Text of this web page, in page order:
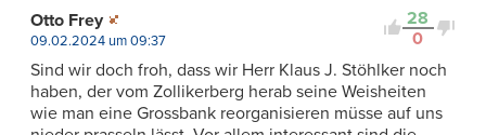
28
0
Otto Frey
09.02.2024 um 09:37
Sind wir doch froh, dass wir Herr Klaus J. Stöhlker noch
haben, der vom Zollikerberg herab seine Weisheiten
wie man eine Grossbank reorganisieren müsse auf uns